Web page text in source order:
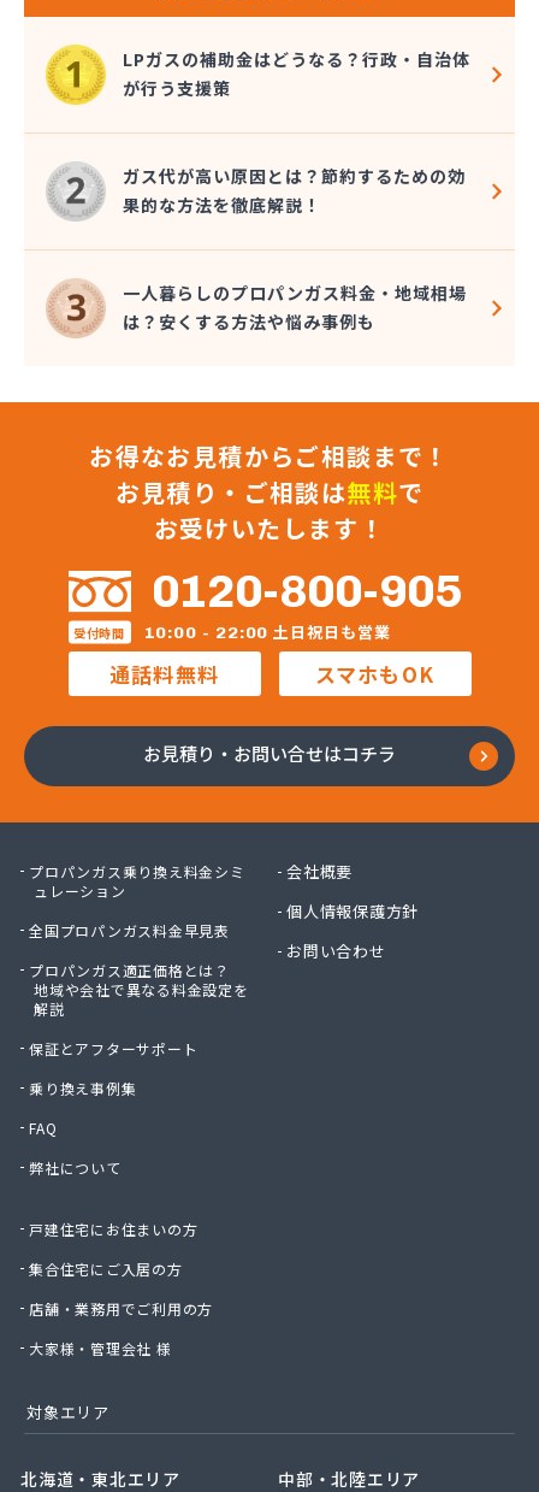
LPガスの補助金はどうなる？行政・自治体
が行う支援策
ガス代が高い原因とは？節約するための効
果的な方法を徹底解説！
一人暮らしのプロパンガス料金・地域相場
は？安くする方法や悩み事例も
お得なお見積からご相談まで！
お見積り・ご相談は無料で
お受けいたします！
0120-800-905
受付時間 10:00 - 22:00 土日祝日も営業
通話料無料 スマホもOK
お見積り・お問い合せはコチラ
プロパンガス乗り換え料金シミ
ュレーション
全国プロパンガス料金早見表
プロパンガス適正価格とは？
地域や会社で異なる料金設定を
解説
保証とアフターサポート
乗り換え事例集
FAQ
弊社について
戸建住宅にお住まいの方
集合住宅にご入居の方
店舗・業務用でご利用の方
大家様・管理会社 様
会社概要
個人情報保護方針
お問い合わせ
対象エリア
北海道・東北エリア
中部・北陸エリア